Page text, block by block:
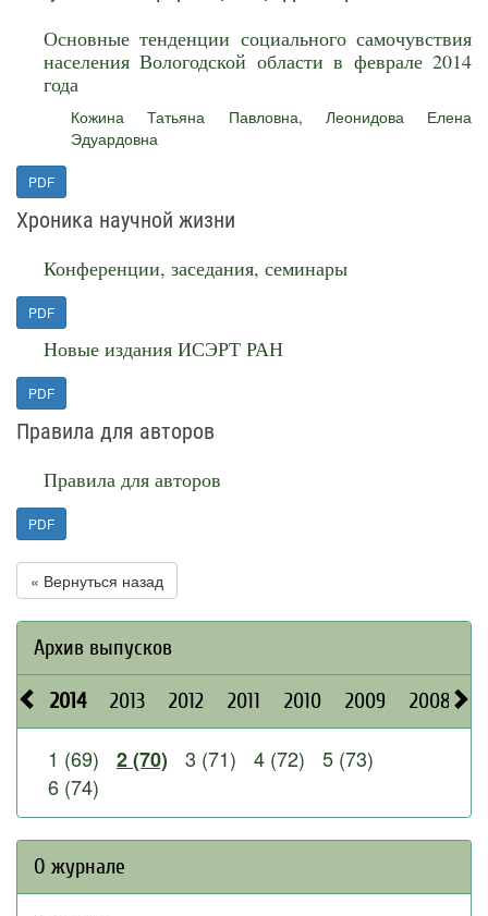
Основные тенденции социального самочувствия
населения Вологодской области в феврале 2014
года
Кожина Татьяна Павловна, Леонидова Елена
Эдуардовна
PDF
Хроника научной жизни
Конференции, заседания, семинары
PDF
Новые издания ИСЭРТ РАН
PDF
Правила для авторов
Правила для авторов
PDF
« Вернуться назад
Архив выпусков
2014 2013 2012 2011 2010 2009 2008
1 (69) 2 (70) 3 (71) 4 (72)
5 (73)
6 (74)
О журнале